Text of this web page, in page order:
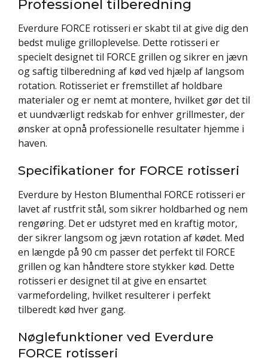
Professionel tilberedning
Everdure FORCE rotisseri er skabt til at give dig den
bedst mulige grilloplevelse. Dette rotisseri er
specielt designet til FORCE grillen og sikrer en jævn
og saftig tilberedning af kød ved hjælp af langsom
rotation. Rotisseriet er fremstillet af holdbare
materialer og er nemt at montere, hvilket gør det til
et uundværligt redskab for enhver grillmester, der
ønsker at opnå professionelle resultater hjemme i
haven.
Specifikationer for FORCE rotisseri
Everdure by Heston Blumenthal FORCE rotisseri er
lavet af rustfrit stål, som sikrer holdbarhed og nem
rengøring. Det er udstyret med en kraftig motor,
der sikrer langsom og jævn rotation af kødet. Med
en længde på 90 cm passer det perfekt til FORCE
grillen og kan håndtere store stykker kød. Dette
rotisseri er designet til at give en ensartet
varmefordeling, hvilket resulterer i perfekt
tilberedt kød hver gang.
Nøglefunktioner ved Everdure
FORCE rotisseri